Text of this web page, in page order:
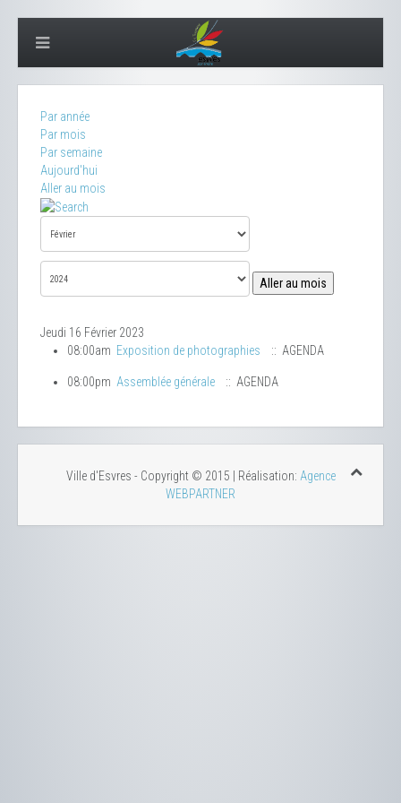
Par année
Par mois
Par semaine
Aujourd'hui
Aller au mois
Aller au mois
Jeudi 16 Février 2023
08:00am Exposition de photographies :: AGENDA
08:00pm Assemblée générale :: AGENDA
Ville d'Esvres - Copyright © 2015 | Réalisation: Agence
WEBPARTNER